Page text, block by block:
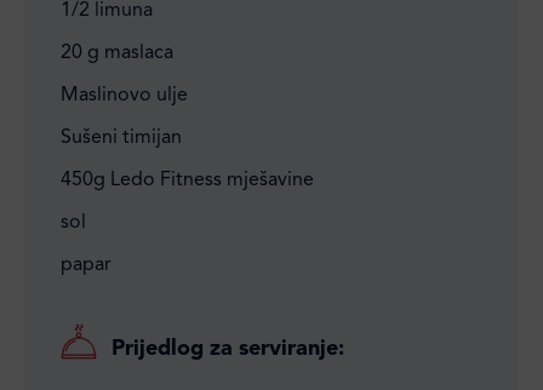
1/2 limuna
20 g maslaca
Maslinovo ulje
Sušeni timijan
450g Ledo Fitness mješavine
sol
papar
Prijedlog za serviranje: